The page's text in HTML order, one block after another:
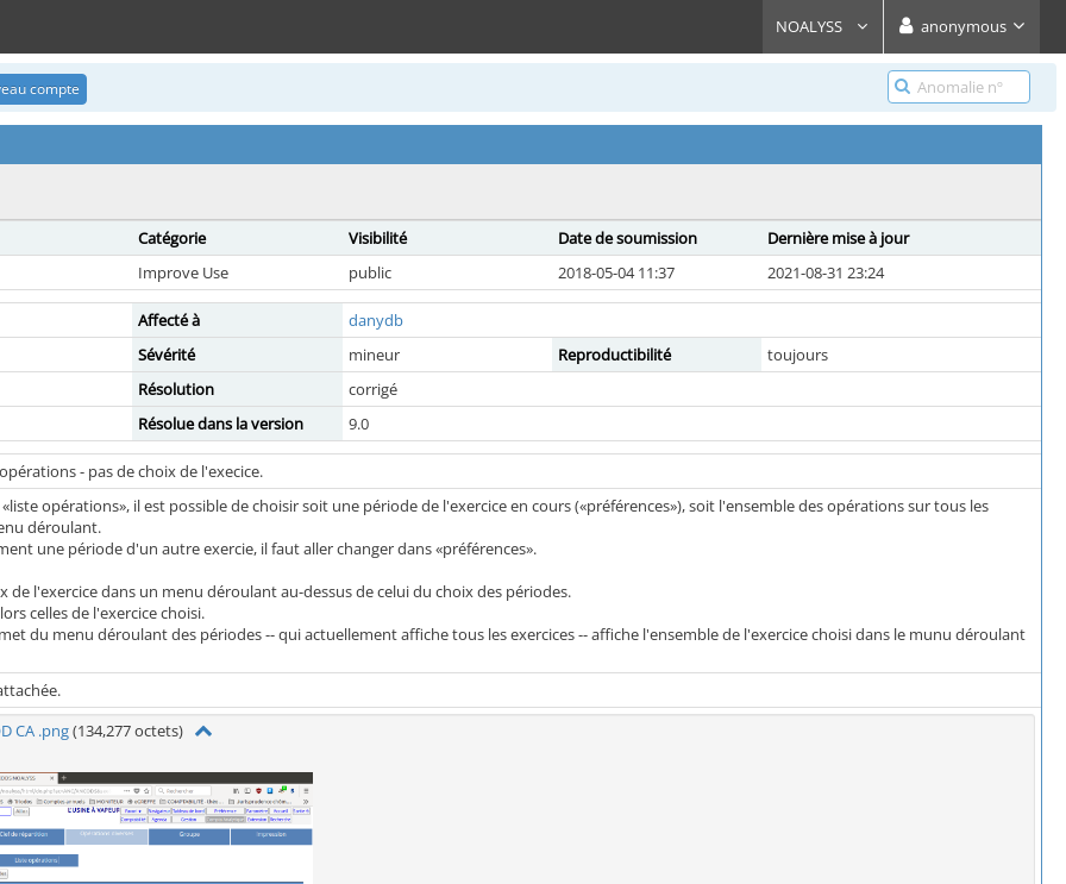
NOALYSS anonymous
compte
Catégorie Visibilité Date de soumission
Dernière mise à jour
Improve Use public 2018-05-04 11:37 2021-08-31 23:24
Affecté à
danydb
Sévérité mineur Reproductibilité
toujours
Résolution
corrigé
Résolue dans la version 9.0
- pas de choix de l'execice.
«liste opérations», il est possible de choisir soit une période de l'exercice en cours («préférences»), soit l'ensemble des opérations sur tous les
déroulant.
une période d'un autre exercie, il faut aller changer dans «préférences».
de l'exercice dans un menu déroulant au-dessus de celui du choix des périodes.
celles de l'exercice choisi.
du menu déroulant des périodes -- qui actuellement affiche tous les exercices -- affiche l'ensemble de l'exercice choisi dans le munu déroulant
CA .png(134,277 octets)